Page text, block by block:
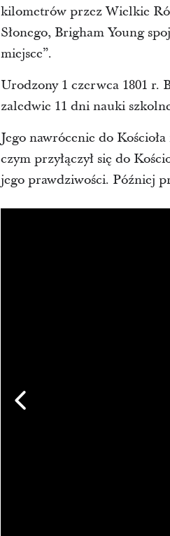
kilometrów przez Wielkie
Słonego, Brigham Young
miejsce”.
Urodzony 1 czerwca 1801 r.
zaledwie 11 dni nauki
Jego nawrócenie do
czym przyłączył się do
jego prawdziwości. Później